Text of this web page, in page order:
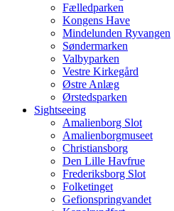
Fælledparken
Kongens Have
Mindelunden Ryvangen
Søndermarken
Valbyparken
Vestre Kirkegård
Østre Anlæg
Ørstedsparken
Sightseeing
Amalienborg Slot
Amalienborgmuseet
Christiansborg
Den Lille Havfrue
Frederiksborg Slot
Folketinget
Gefionspringvandet